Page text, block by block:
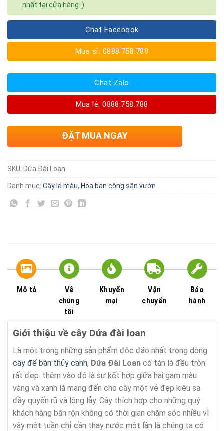
nhất tại cửa hàng :)
Chat Facebook
Mua sỉ: 0888.758.788
Chat Zalo
Mua lẻ: 0888.758.788
ĐẶT MUA NGAY
SKU: Dứa Đài Loan
Danh mục: Cây lá màu, Hoa ban công sân vườn
Mô tả
Về
chúng
tôi
Khuyến
mại
Vận
chuyển
Bảo
hành
Giới thiệu về cây Dứa đài loan
Là một trong những sản phẩm độc đáo nhất trong dòng
cây để bàn thủy canh, Dứa Đài Loan có tán lá đều tròn
rất đẹp. thêm vào đó là sự kết hợp giữa hai gam màu
vàng và xanh lá mang đến cho cây một vẻ đẹp kiêu sa
đầy quyến rũ và lộng lẫy. Cây thích hợp cho những quý
khách hàng bận rộn không có thời gian chăm sóc nhiều vì
vậy một tuần chỉ cần thay nước một lần là chúng ta có